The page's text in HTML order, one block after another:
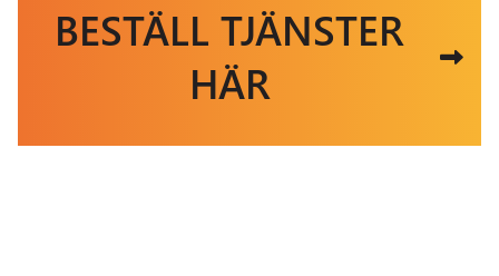
BESTÄLL TJÄNSTER
HÄR